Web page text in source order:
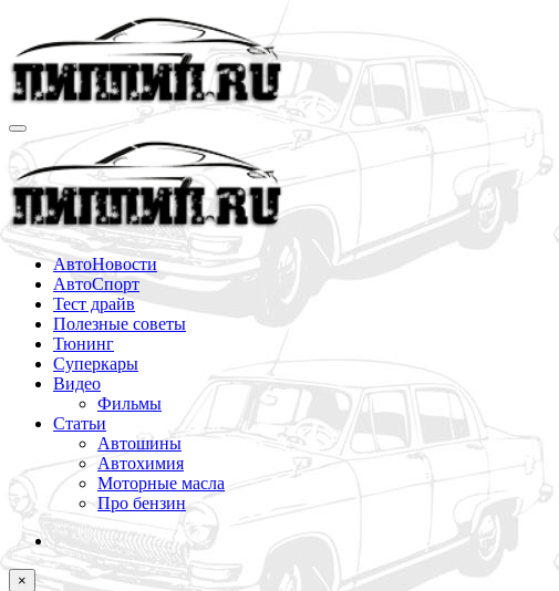
содержимому
АвтоНовости
АвтоСпорт
Тест драйв
Полезные советы
Тюнинг
Суперкары
Видео
Фильмы
Статьи
Автошины
Автохимия
Моторные масла
Про бензин
×